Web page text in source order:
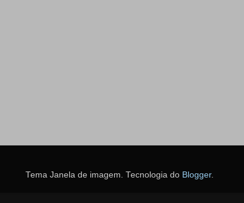
Tema Janela de imagem. Tecnologia do Blogger.